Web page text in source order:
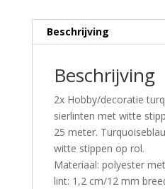
Beschrijving
Beschrijving
2x Hobby/decoratie
sierlinten met witte
25 meter.
witte stippen op rol.
Materiaal: polyester
lint: 1,2 cm/12 mm